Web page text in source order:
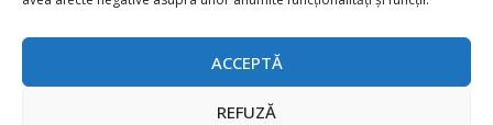
ACCEPTĂ
REFUZĂ
Asentics
ASM
ATEN International
Contact
Publicitate
Abonament la revista “Electronica Azi”